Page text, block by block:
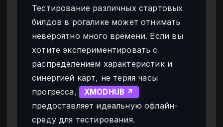
Тестирование различных стартовых
билдов в рогалике может отнимать
невероятно много времени. Если вы
хотите экспериментировать с
распределением характеристик и
синергией карт, не теряя часы
прогресса,
XMODHUB ↗
предоставляет идеальную офлайн-
среду для тестирования.